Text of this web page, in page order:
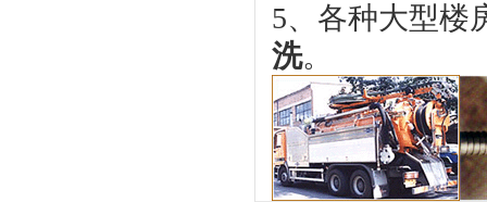
5、各种大型楼
洗。